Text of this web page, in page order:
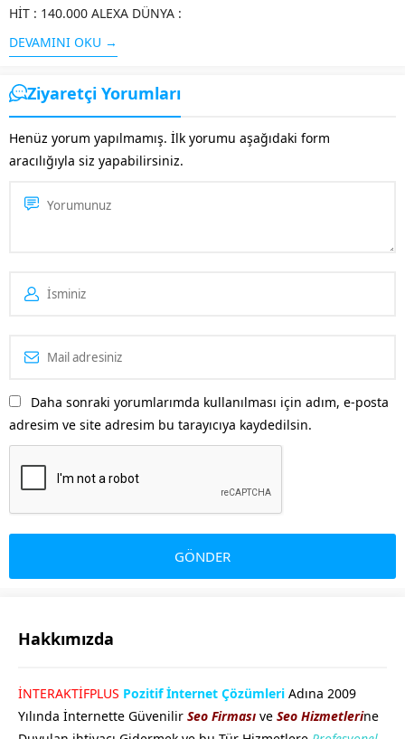
HİT : 140.000 ALEXA DÜNYA :
32.113 ALEXA TR : 491 DA
Değeri : 39 PA Değeri : 40 MOZ
Değeri :...
DEVAMINI OKU →
Ziyaretçi Yorumları
Henüz yorum yapılmamış. İlk yorumu aşağıdaki form
aracılığıyla siz yapabilirsiniz.
Daha sonraki yorumlarımda kullanılması için adım, e-posta
adresim ve site adresim bu tarayıcıya kaydedilsin.
Hakkımızda
İNTERAKTİFPLUS Pozitif İnternet Çözümleri Adına 2009
Yılında İnternette Güvenilir Seo Firması ve Seo Hizmetlerine
GÖKHAN GÖKMEN